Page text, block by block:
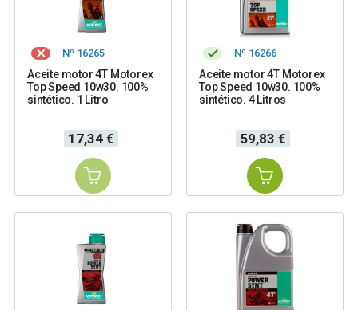
Nº 16265
Aceite motor 4T Motorex
Top Speed 10w30. 100%
sintético. 1 Litro
Precio
17,34 €
Nº 16266
Aceite motor 4T Motorex
Top Speed 10w30. 100%
sintético. 4 Litros
Precio
59,83 €